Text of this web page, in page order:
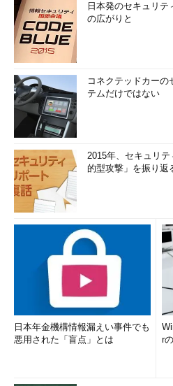
日本発のセキュリ
の広がりと
コネクテッドカーの
テムだけではない
2015年、セキュリ
的型攻撃」を振り返
日本年金機構情報漏えい事件でも
悪用された「盲点」とは
r